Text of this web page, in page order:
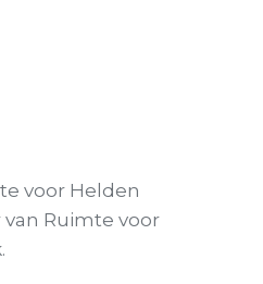
voor Helden
Ruimte voor